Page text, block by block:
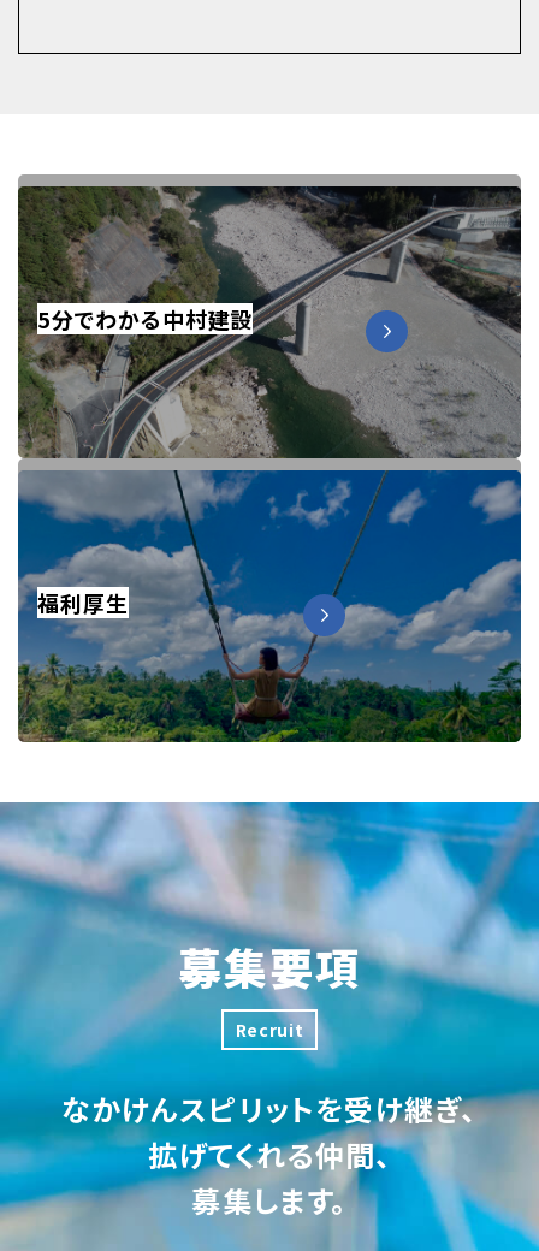
5分でわかる中村建設
福利厚生
募集要項
Recruit
なかけんスピリットを受け継ぎ、
拡げてくれる仲間、
募集します。